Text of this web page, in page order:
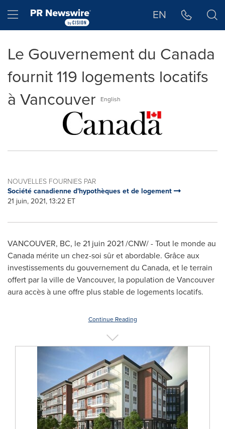
Hamburger menu EN
Le Gouvernement du Canada
fournit 119 logements locatifs
à Vancouver
English
NOUVELLES FOURNIES PAR
Société canadienne d'hypothèques et de logement
21 juin, 2021, 13:22 ET
VANCOUVER, BC, le 21 juin 2021 /CNW/ - Tout le monde au
Canada mérite un chez-soi sûr et abordable. Grâce aux
investissements du gouvernement du Canada, et le terrain
offert par la ville deVancouver, la population deVancouver
aura accès à une offre plus stable de logements locatifs.
Continue Reading